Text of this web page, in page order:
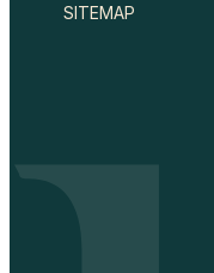
SITEMAP